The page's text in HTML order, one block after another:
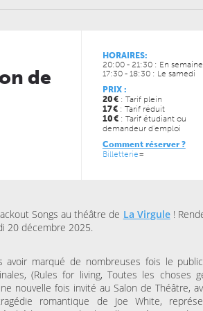
de
HORAIRES:
20:00 - 21:30 : En semaine
17:30 - 18:30 : Le samedi
PRIX :
20€ : Tarif plein
17€ : Tarif réduit
10€ : Tarif étudiant ou
demandeur d'emploi
Comment réserver ?
Billetterie=
Songs au théâtre de La Virgule!
20 décembre 2025.
avoir marqué de nombreuses fois le
(Rules for living, Toutes les choses
nouvelle fois invité au Salon de Théâtre,
romantique de Joe White,
VENDREDI 06
ESPACE AGORA (CENTRE
CULTUREL)
Là-bas, le voyage
Goldman –
Jacques Goldman
Champ de Mars de
MERCREDI 04
KINO CINÉ
Ulysse à Gaza